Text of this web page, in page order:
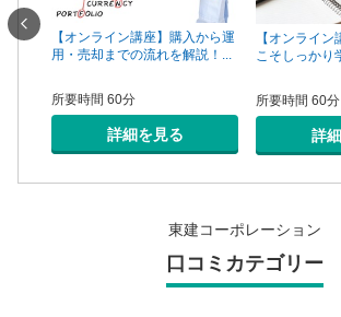
手は
【オンライン講座】購入から運
用・売却までの流れを解説！...
所要時間 60分
詳細を見る
【オンライ
こそしっかり
所要時間 60分
詳
東建コーポレーション
口コミカテゴリー